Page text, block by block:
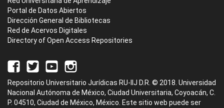
Portal de Datos Abiertos
Dirección General de Bibliotecas
Red de Acervos Digitales
Directory of Open Access Repositories
Repositorio Universitario Jurídicas RU-IIJ D.R. © 2018. Universidad
Nacional Autónoma de México, Ciudad Universitaria, Coyoacán, C.
P. 04510, Ciudad de México, México. Este sitio web puede ser